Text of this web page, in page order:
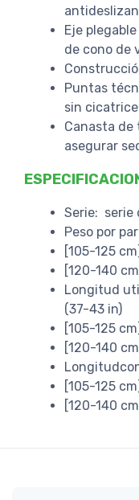
Eje
de cono de
Puntas
sin
Canasta de
asegurar
Serie: serie
Peso por
[105-125
[120-140
Longitud
(37-43 in)
[105-125
[120-140
[105-125
[120-140